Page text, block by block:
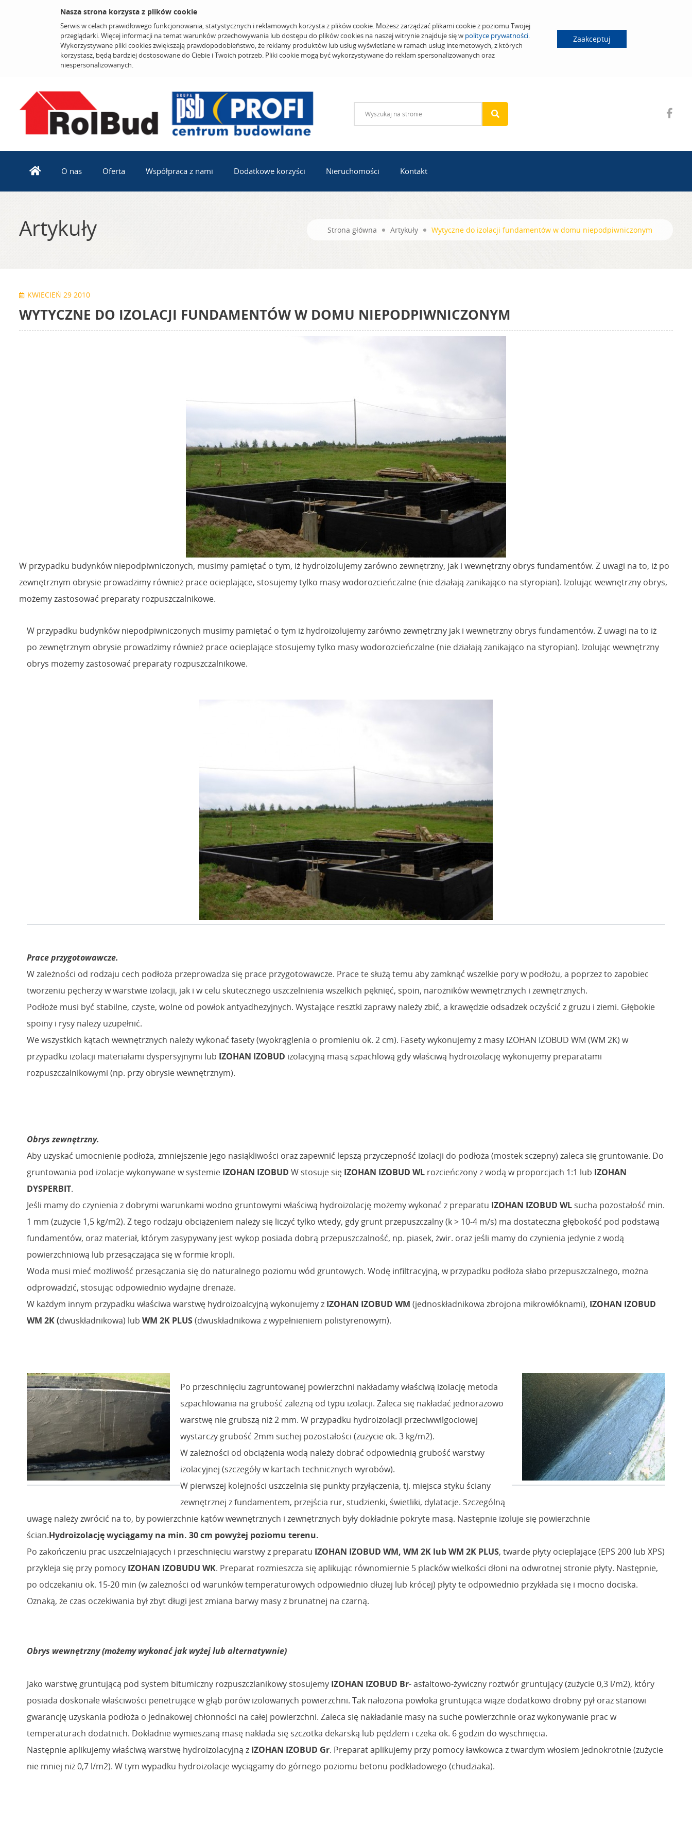
Nasza strona korzysta z plików cookie
Serwis w celach prawidłowego funkcjonowania, statystycznych i reklamowych korzysta z plików cookie. Możesz zarządzać plikami cookie z poziomu Twojej
przeglądarki. Więcej informacji na temat warunków przechowywania lub dostępu do plików cookies na naszej witrynie znajduje się w polityce prywatności.
Wykorzystywane pliki cookies zwiększają prawdopodobieństwo, że reklamy produktów lub usług wyświetlane w ramach usług internetowych, z których
korzystasz, będą bardziej dostosowane do Ciebie i Twoich potrzeb. Pliki cookie mogą być wykorzystywane do reklam spersonalizowanych oraz
niespersonalizowanych.
Zaakceptuj
O nas Oferta Współpraca z nami Dodatkowe korzyści Nieruchomości Kontakt
Artykuły Strona główna Artykuły Wytyczne do izolacji fundamentów w domu niepodpiwniczonym
KWIECIEŃ 29 2010
WYTYCZNE DO IZOLACJI FUNDAMENTÓW W DOMU NIEPODPIWNICZONYM
W przypadku budynków niepodpiwniczonych, musimy pamiętać o tym, iż hydroizolujemy zarówno zewnętrzny, jak i wewnętrzny obrys fundamentów. Z uwagi na to, iż po
zewnętrznym obrysie prowadzimy również prace ocieplające, stosujemy tylko masy wodorozcieńczalne (nie działają zanikająco na styropian). Izolując wewnętrzny obrys,
możemy zastosować preparaty rozpuszczalnikowe.
W przypadku budynków niepodpiwniczonych musimy pamiętać o tym iż hydroizolujemy zarówno zewnętrzny jak i wewnętrzny obrys fundamentów. Z uwagi na to iż
po zewnętrznym obrysie prowadzimy również prace ocieplające stosujemy tylko masy wodorozcieńczalne (nie działają zanikająco na styropian). Izolując wewnętrzny
obrys możemy zastosować preparaty rozpuszczalnikowe.
Prace przygotowawcze.
W zależności od rodzaju cech podłoża przeprowadza się prace przygotowawcze. Prace te służą temu aby zamknąć wszelkie pory w podłożu, a poprzez to zapobiec
tworzeniu pęcherzy w warstwie izolacji, jak i w celu skutecznego uszczelnienia wszelkich pęknięć, spoin, narożników wewnętrznych i zewnętrznych.
Podłoże musi być stabilne, czyste, wolne od powłok antyadhezyjnych. Wystające resztki zaprawy należy zbić, a krawędzie odsadzek oczyścić z gruzu i ziemi. Głębokie
spoiny i rysy należy uzupełnić.
We wszystkich kątach wewnętrznych należy wykonać fasety (wyokrąglenia o promieniu ok. 2 cm). Fasety wykonujemy z masy IZOHAN IZOBUD WM (WM 2K) w
przypadku izolacji materiałami dyspersyjnymi lub IZOHAN IZOBUD izolacyjną masą szpachlową gdy właściwą hydroizolację wykonujemy preparatami
rozpuszczalnikowymi (np. przy obrysie wewnętrznym).
Obrys zewnętrzny.
Aby uzyskać umocnienie podłoża, zmniejszenie jego nasiąkliwości oraz zapewnić lepszą przyczepność izolacji do podłoża (mostek sczepny) zaleca się gruntowanie. Do
gruntowania pod izolacje wykonywane w systemie IZOHAN IZOBUD W stosuje się IZOHAN IZOBUD WL rozcieńczony z wodą w proporcjach 1:1 lub IZOHAN
DYSPERBIT.
Jeśli mamy do czynienia z dobrymi warunkami wodno gruntowymi właściwą hydroizolację możemy wykonać z preparatu IZOHAN IZOBUD WL sucha pozostałość min.
1 mm (zużycie 1,5 kg/m2). Z tego rodzaju obciążeniem należy się liczyć tylko wtedy, gdy grunt przepuszczalny (k > 10-4 m/s) ma dostateczna głębokość pod podstawą
fundamentów, oraz materiał, którym zasypywany jest wykop posiada dobrą przepuszczalność, np. piasek, żwir. oraz jeśli mamy do czynienia jedynie z wodą
powierzchniową lub przesączająca się w formie kropli.
Woda musi mieć możliwość przesączania się do naturalnego poziomu wód gruntowych. Wodę infiltracyjną, w przypadku podłoża słabo przepuszczalnego, można
odprowadzić, stosując odpowiednio wydajne drenaże.
W każdym innym przypadku właściwa warstwę hydroizoalcyjną wykonujemy z IZOHAN IZOBUD WM (jednoskładnikowa zbrojona mikrowłóknami), IZOHAN IZOBUD
WM 2K (dwuskładnikowa) lub WM 2K PLUS(dwuskładnikowa z wypełnieniem polistyrenowym).
Po przeschnięciu zagruntowanej powierzchni nakładamy właściwą izolację metoda
szpachlowania na grubość zależną od typu izolacji. Zaleca się nakładać jednorazowo
warstwę nie grubszą niż 2 mm. W przypadku hydroizolacji przeciwwilgociowej
wystarczy grubość 2mm suchej pozostałości (zużycie ok. 3 kg/m2).
W zależności od obciążenia wodą należy dobrać odpowiednią grubość warstwy
izolacyjnej (szczegóły w kartach technicznych wyrobów).
W pierwszej kolejności uszczelnia się punkty przyłączenia, tj. miejsca styku ściany
zewnętrznej z fundamentem, przejścia rur, studzienki, świetliki, dylatacje. Szczególną
uwagę należy zwrócić na to, by powierzchnie kątów wewnętrznych i zewnętrznych były dokładnie pokryte masą. Następnie izoluje się powierzchnie
ścian.Hydroizolację wyciągamy na min. 30 cm powyżej poziomu terenu.
Po zakończeniu prac uszczelniających i przeschnięciu warstwy z preparatu IZOHAN IZOBUD WM, WM 2K lub WM 2K PLUS, twarde płyty ocieplające (EPS 200 lub XPS)
przykleja się przy pomocy IZOHAN IZOBUDU WK. Preparat rozmieszcza się aplikując równomiernie 5 placków wielkości dłoni na odwrotnej stronie płyty. Następnie,
po odczekaniu ok. 15-20 min (w zależności od warunków temperaturowych odpowiednio dłużej lub krócej) płyty te odpowiednio przykłada się i mocno dociska.
Oznaką, że czas oczekiwania był zbyt długi jest zmiana barwy masy z brunatnej na czarną.
Obrys wewnętrzny (możemy wykonać jak wyżej lub alternatywnie)
Jako warstwę gruntującą pod system bitumiczny rozpuszczlanikowy stosujemy IZOHAN IZOBUD Br- asfaltowo-żywiczny roztwór gruntujący (zużycie 0,3 l/m2), który
posiada doskonałe właściwości penetrujące w głąb porów izolowanych powierzchni. Tak nałożona powłoka gruntująca wiąże dodatkowo drobny pył oraz stanowi
gwarancję uzyskania podłoża o jednakowej chłonności na całej powierzchni. Zaleca się nakładanie masy na suche powierzchnie oraz wykonywanie prac w
temperaturach dodatnich. Dokładnie wymieszaną masę nakłada się szczotka dekarską lub pędzlem i czeka ok. 6 godzin do wyschnięcia.
Następnie aplikujemy właściwą warstwę hydroizolacyjną z IZOHAN IZOBUD Gr. Preparat aplikujemy przy pomocy ławkowca z twardym włosiem jednokrotnie (zużycie
nie mniej niż 0,7 l/m2). W tym wypadku hydroizolacje wyciągamy do górnego poziomu betonu podkładowego (chudziaka).